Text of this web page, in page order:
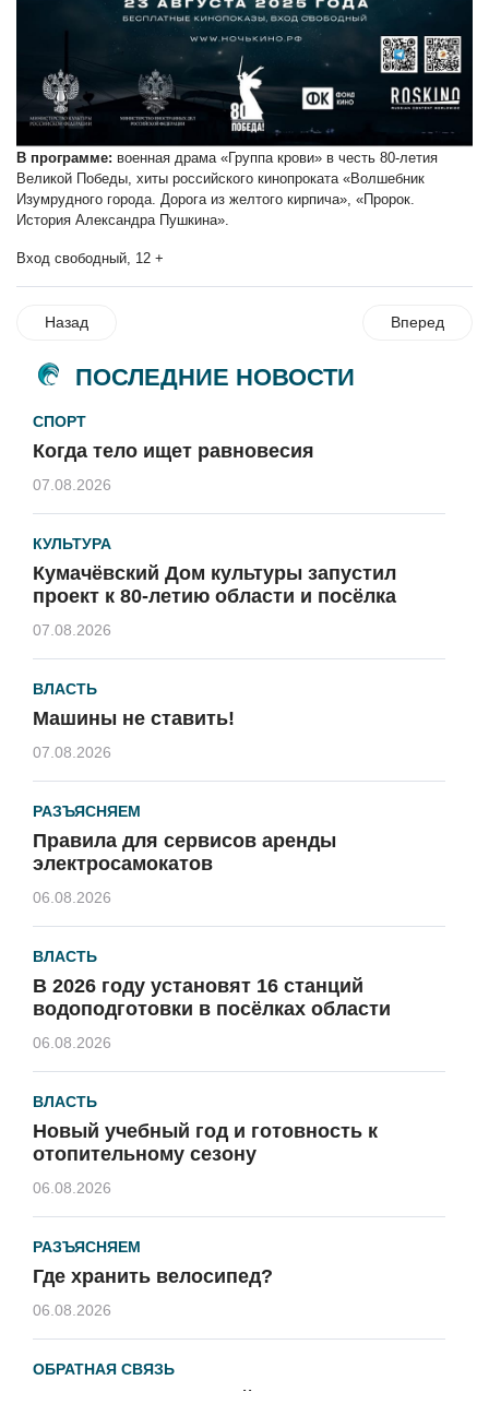
В программе: военная драма «Группа крови» в честь 80-летия
Великой Победы, хиты российского кинопроката «Волшебник
Изумрудного города. Дорога из желтого кирпича», «Пророк.
История Александра Пушкина».
Вход свободный, 12 +
Назад Вперед
ПОСЛЕДНИЕ НОВОСТИ
СПОРТ
Когда тело ищет равновесия
07.08.2026
КУЛЬТУРА
Кумачёвский Дом культуры запустил
проект к 80-летию области и посёлка
07.08.2026
ВЛАСТЬ
Машины не ставить!
07.08.2026
РАЗЪЯСНЯЕМ
Правила для сервисов аренды
электросамокатов
06.08.2026
ВЛАСТЬ
В 2026 году установят 16 станций
водоподготовки в посёлках области
06.08.2026
ВЛАСТЬ
Новый учебный год и готовность к
отопительному сезону
06.08.2026
РАЗЪЯСНЯЕМ
Где хранить велосипед?
06.08.2026
ОБРАТНАЯ СВЯЗЬ